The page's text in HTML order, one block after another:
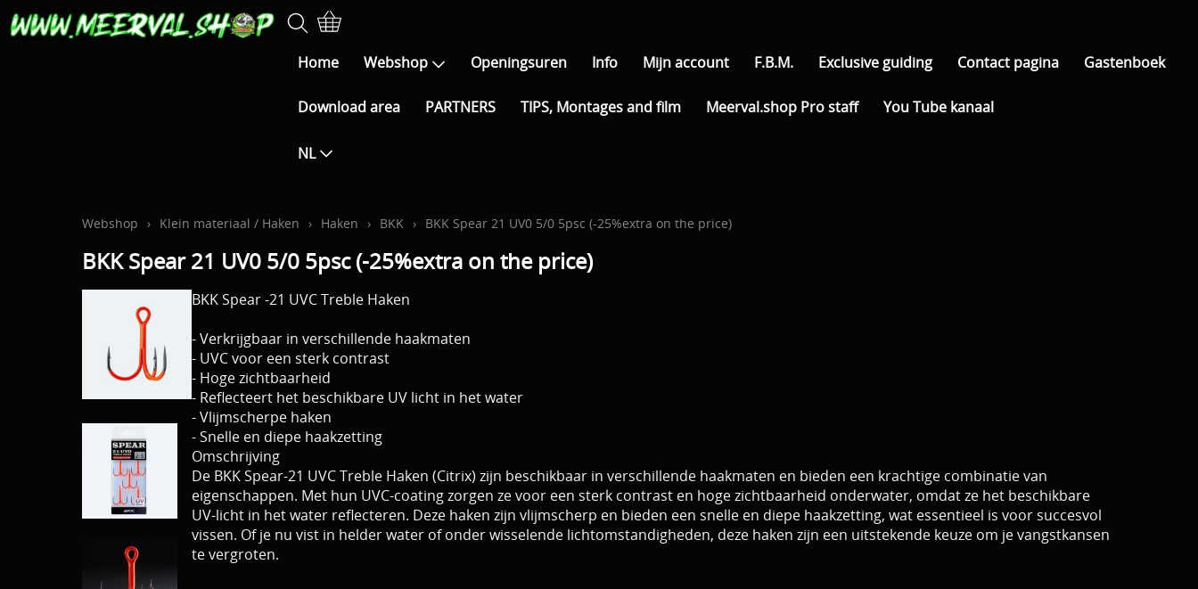
Home Webshop Openingsuren Info Mijn account F.B.M. Exclusive guiding Contact pagina Gastenboek
Download area PARTNERS TIPS, Montages and film Meerval.shop Pro staff You Tube kanaal
NL
Webshop › Klein materiaal / Haken › Haken › BKK › BKK Spear 21 UV0 5/0 5psc (-25%extra on the price)
BKK Spear 21 UV0 5/0 5psc (-25%extra on the price)
BKK Spear -21 UVC Treble Haken
- Verkrijgbaar in verschillende haakmaten
- UVC voor een sterk contrast
- Hoge zichtbaarheid
- Reflecteert het beschikbare UV licht in het water
- Vlijmscherpe haken
- Snelle en diepe haakzetting
Omschrijving
De BKK Spear-21 UVC Treble Haken (Citrix) zijn beschikbaar in verschillende haakmaten en bieden een krachtige combinatie van
eigenschappen. Met hun UVC-coating zorgen ze voor een sterk contrast en hoge zichtbaarheid onderwater, omdat ze het beschikbare
UV-licht in het water reflecteren. Deze haken zijn vlijmscherp en bieden een snelle en diepe haakzetting, wat essentieel is voor succesvol
vissen. Of je nu vist in helder water of onder wisselende lichtomstandigheden, deze haken zijn een uitstekende keuze om je vangstkansen
te vergroten.